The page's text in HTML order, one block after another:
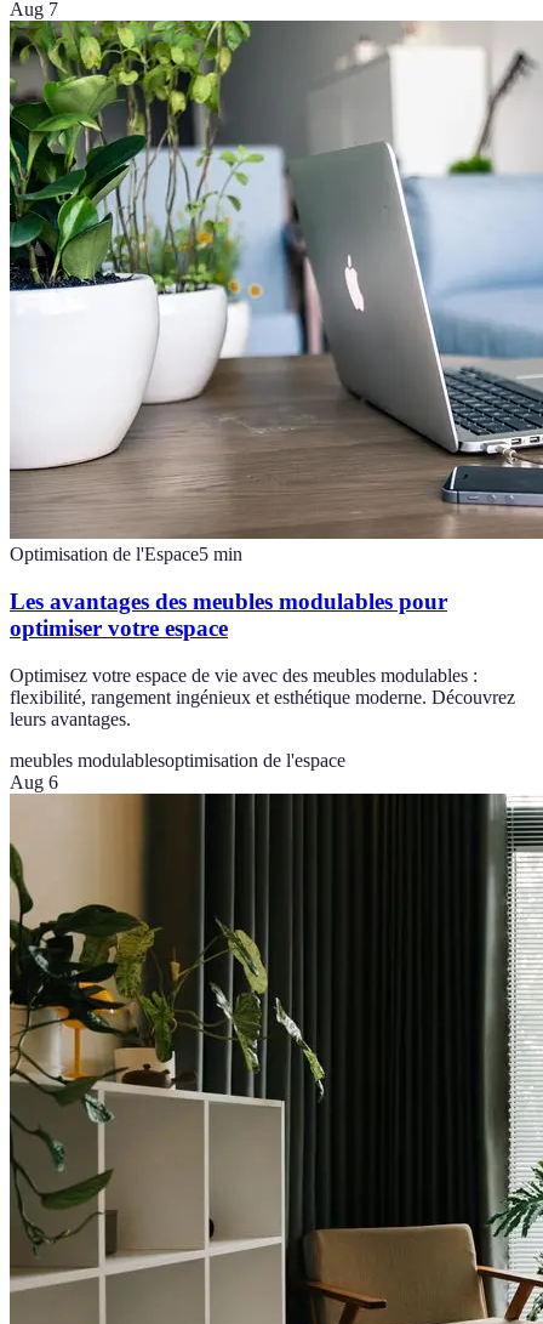
Aug 7
Optimisation de l'Espace5 min
Les avantages des meubles modulables pour
optimiser votre espace
Optimisez votre espace de vie avec des meubles modulables :
flexibilité, rangement ingénieux et esthétique moderne. Découvrez
leurs avantages.
meubles modulablesoptimisation de l'espace
Aug 6